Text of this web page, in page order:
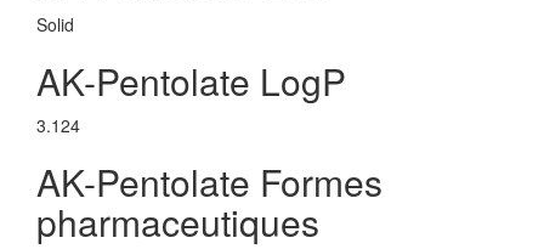
Solid
AK-Pentolate LogP
3.124
AK-Pentolate Formes
pharmaceutiques